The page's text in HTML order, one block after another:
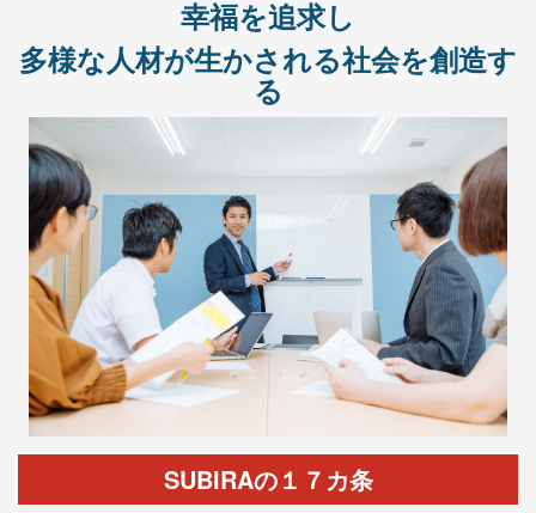
幸福を追求し
多様な人材が生かされる社会を創造す
る
SUBIRAの１７カ条